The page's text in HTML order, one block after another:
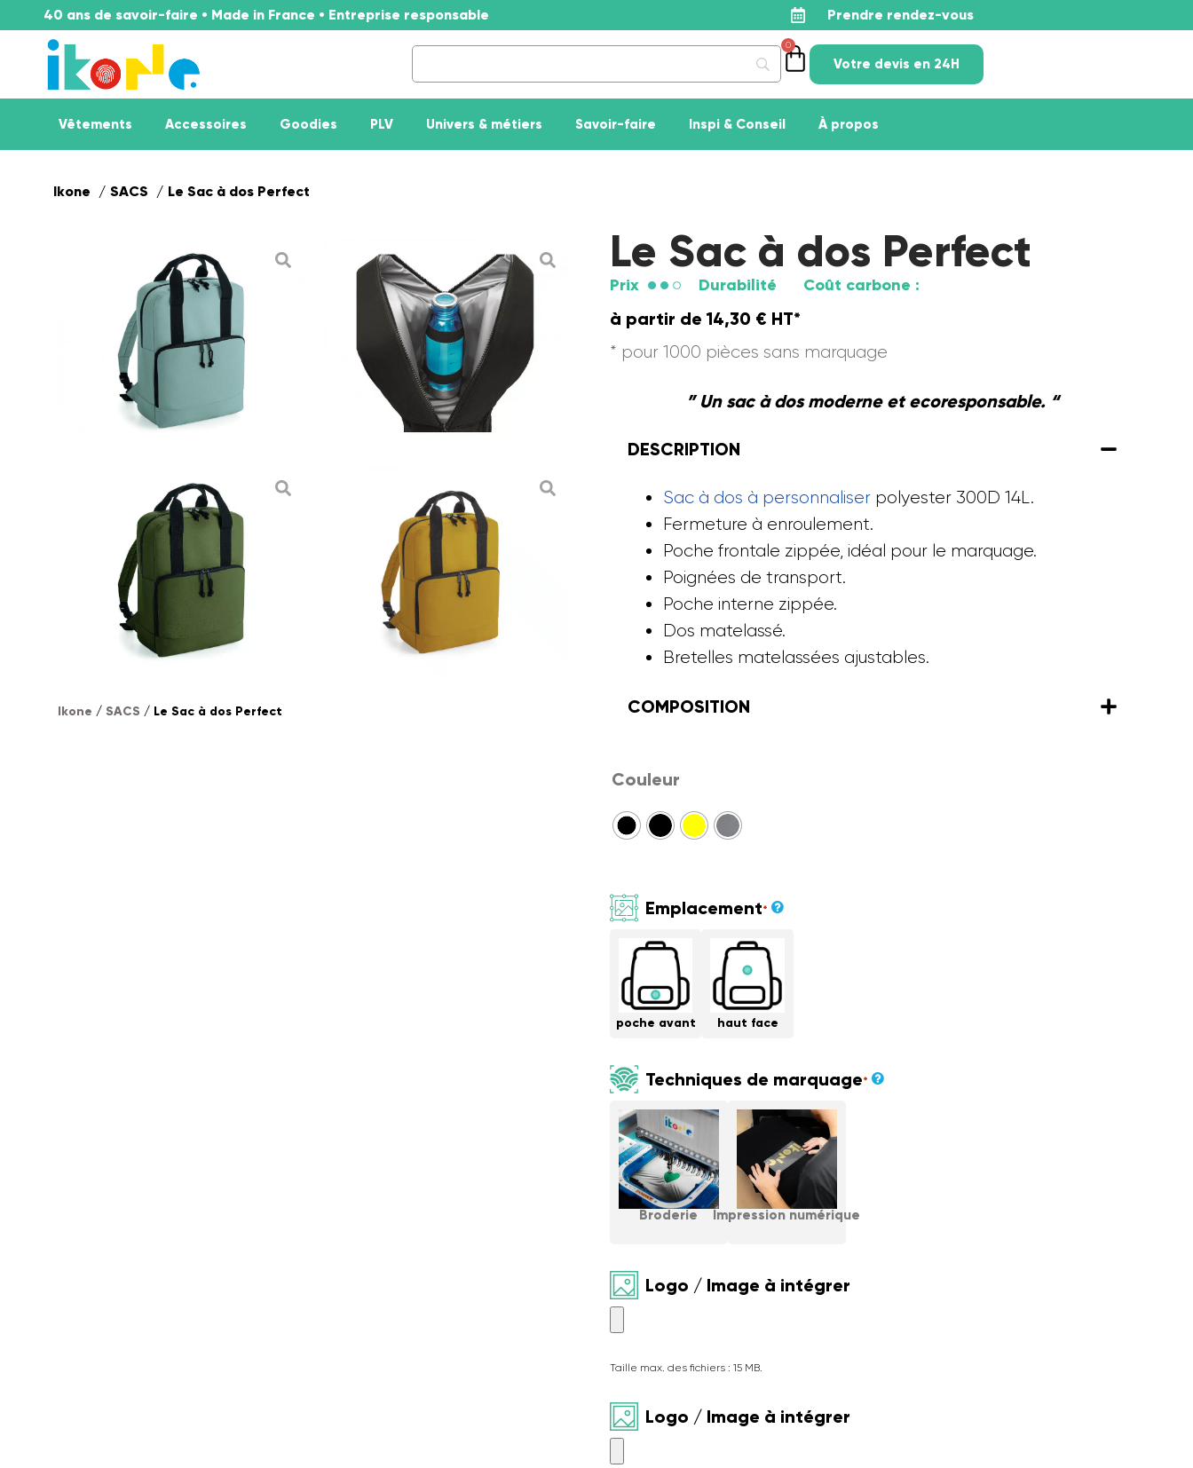
40 ans de savoir-faire • Made in France • Entreprise responsable Prendre rendez-vous
0
Votre devis en 24H
Vêtements Accessoires Goodies PLV Univers & métiers Savoir-faire Inspi & Conseil À propos
Ikone SACS Le Sac à dos Perfect
Ikone / SACS / Le Sac à dos Perfect
Le Sac à dos Perfect
Prix Durabilité Coût carbone :
à partir de14,30 € HT*
* pour 1000 pièces sans marquage
” Un sac à dos moderne et ecoresponsable. “
DESCRIPTION
Sac à dos à personnaliser polyester 300D 14L.
Fermeture à enroulement.
Poche frontale zippée, idéal pour le marquage.
Poignées de transport.
Poche interne zippée.
Dos matelassé.
Bretelles matelassées ajustables.
COMPOSITION
Couleur
Emplacement*
poche avant haut face
Techniques de marquage*
Broderie Impression numérique
Logo / Image à intégrer
Taille max. des fichiers : 15 MB.
Logo / Image à intégrer